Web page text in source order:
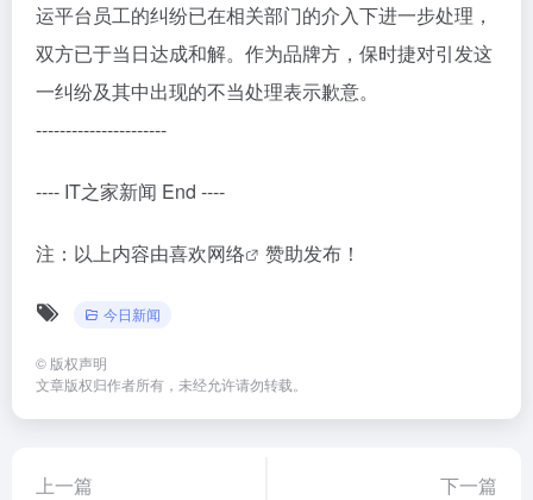
运平台员工的纠纷已在相关部门的介入下进一步处理，
双方已于当日达成和解。作为品牌方，保时捷对引发这
一纠纷及其中出现的不当处理表示歉意。
----------------------
---- IT之家新闻 End ----
注：以上内容由喜欢网络 赞助发布！
今日新闻
© 版权声明
文章版权归作者所有，未经允许请勿转载。
上一篇 下一篇